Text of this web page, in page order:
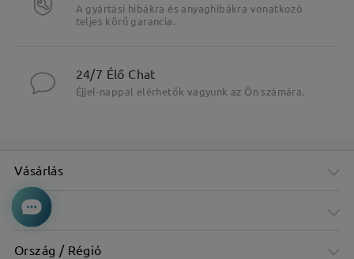
A gyártási hibákra és anyaghibákra vonatkozó
teljes körű garancia.
24/7 Élő Chat
Éjjel-nappal elérhetők vagyunk az Ön számára.
Vásárlás
Cég
Ország / Régió